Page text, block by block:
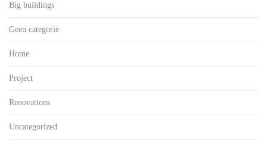
Big buildings
Geen categorie
Home
Project
Renovations
Uncategorized